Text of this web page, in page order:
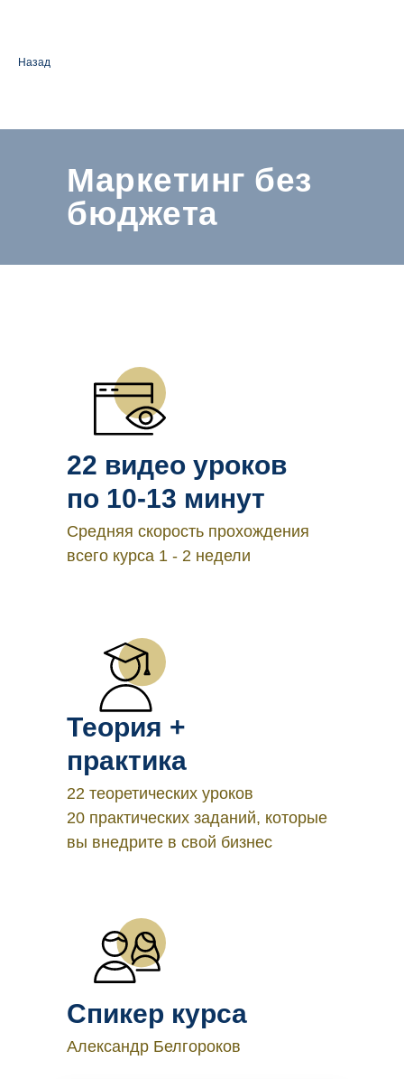
Назад
Маркетинг без
бюджета
22 видео уроков
по 10-13 минут
Средняя скорость прохождения
всего курса 1 - 2 недели
Теория +
практика
22 теоретических уроков
20 практических заданий, которые
вы внедрите в свой бизнес
Спикер курса
Александр Белгороков